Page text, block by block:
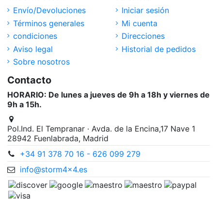
Envío/Devoluciones
Términos generales
condiciones
Aviso legal
Sobre nosotros
Iniciar sesión
Mi cuenta
Direcciones
Historial de pedidos
Contacto
HORARIO: De lunes a jueves de 9h a 18h y viernes de
9h a 15h.
Pol.Ind. El Tempranar · Avda. de la Encina,17 Nave 1
28942 Fuenlabrada, Madrid
+34 91 378 70 16 - 626 099 279
info@storm4x4.es